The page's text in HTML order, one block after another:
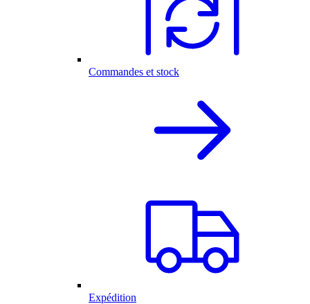
Commandes et stock
Expédition